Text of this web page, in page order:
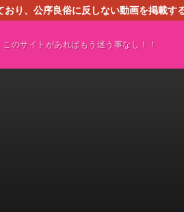
り、公序良俗に反しない動画を掲載
のサイトがあればもう迷う事なし！！